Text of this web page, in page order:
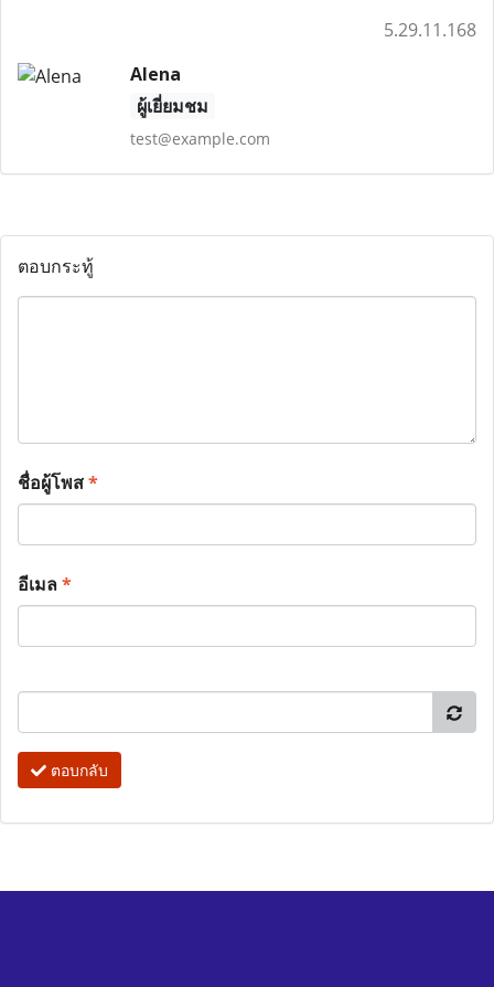
5.29.11.168
Alena
ผู้เยี่ยมชม
test@example.com
ตอบกระทู้
ชื่อผู้โพส*
อีเมล*
ตอบกลับ